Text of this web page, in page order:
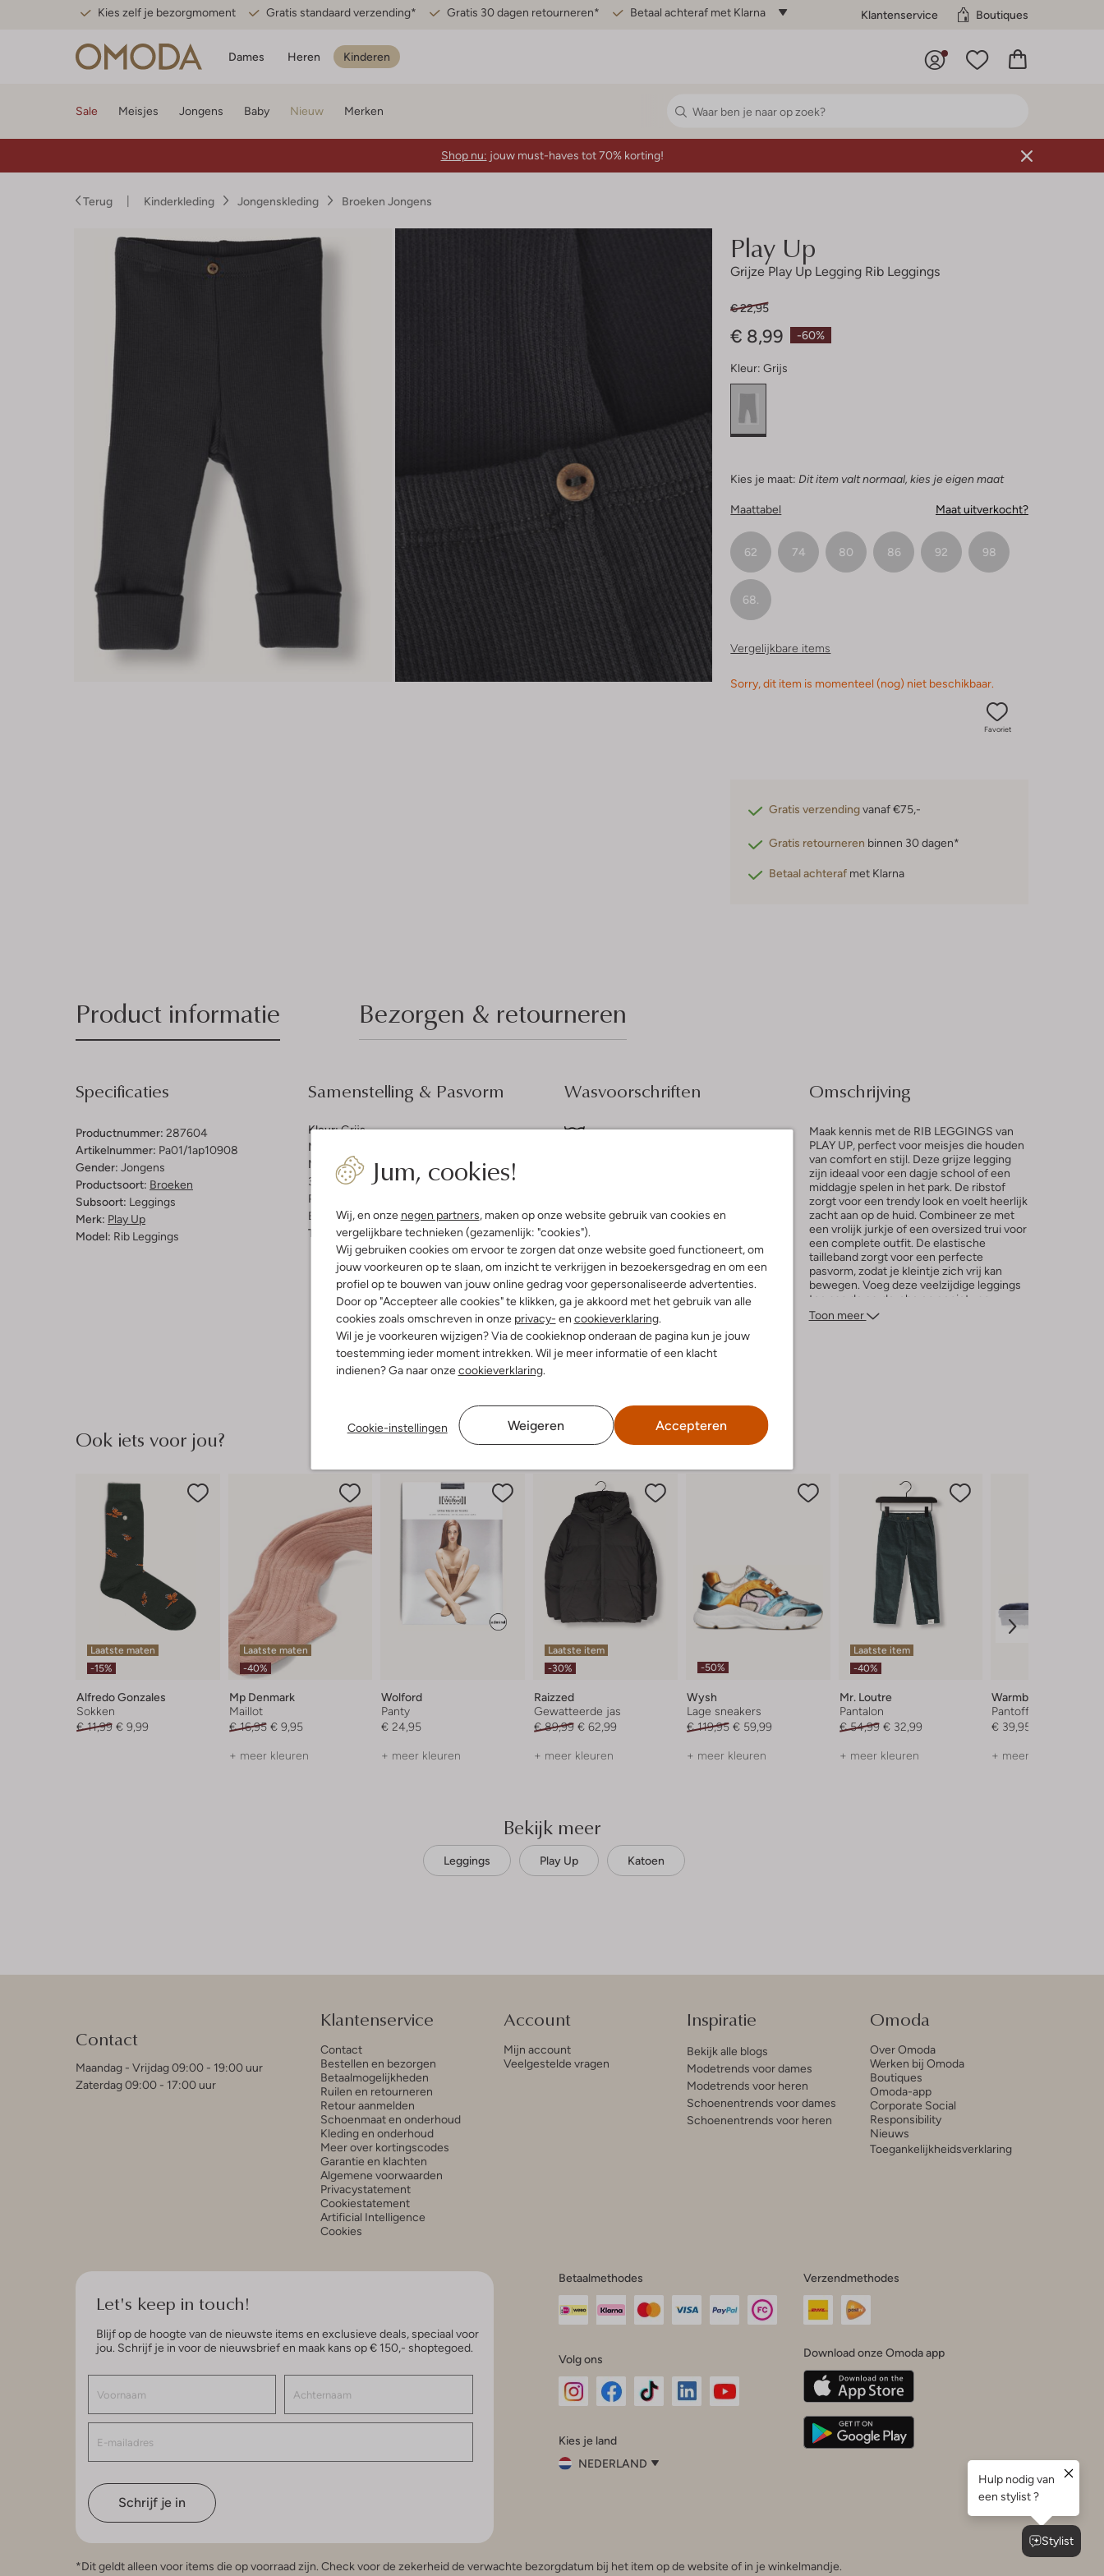
Kies zelf je bezorgmoment Gratis standaard verzending* Gratis 30 dagen retourneren* Betaal achteraf met Klarna Klantenservice Boutiques
Dames Heren Kinderen
Jum, cookies!
Wij, en onze negen partners, maken op onze website gebruik van cookies en
vergelijkbare technieken (gezamenlijk: "cookies").
Wij gebruiken cookies om ervoor te zorgen dat onze website goed functioneert, om
jouw voorkeuren op te slaan, om inzicht te verkrijgen in bezoekersgedrag en om een
profiel op te bouwen van jouw online gedrag voor gepersonaliseerde advertenties.
Door op "Accepteer alle cookies" te klikken, ga je akkoord met het gebruik van alle
cookies zoals omschreven in onze privacy- en cookieverklaring.
Wil je je voorkeuren wijzigen? Via de cookieknop onderaan de pagina kun je jouw
toestemming ieder moment intrekken. Wil je meer informatie of een klacht
indienen? Ga naar onzecookieverklaring.
Cookie-instellingen Weigeren Accepteren
Sale Meisjes Jongens Baby Nieuw Merken
Shop nu: jouw must-haves tot 70% korting!
Terug Kinderkleding Jongenskleding Broeken Jongens
Play Up
Grijze Play Up Legging Rib Leggings
-60%
€ 22,95
€ 8,99
Kleur: Grijs
Kies je maat: Dit item valt normaal, kies je eigen maat
Maattabel Maat uitverkocht?
62 74 80 86 92 98
68.
Vergelijkbare items
Sorry, dit item is momenteel (nog) niet beschikbaar.
Favoriet
Gratis verzendingvanaf €75,-
Gratis retourneren binnen 30 dagen*
Betaal achteraf met Klarna
Product informatie Bezorgen & retourneren
Specificaties
Productnummer: 287604
Artikelnummer: Pa01/1ap10908
Gender: Jongens
Productsoort: Broeken
Subsoort: Leggings
Merk: Play Up
Model: Rib Leggings
Samenstelling & Pasvorm
Kleur:Grijs
Materiaal:
Materiaalpercentages:
36% Gerecycled Katoen, 36% Gerecycled
Polyester, 13% Katoen, 13% Polyester, 2%
Elastaan
Taillehoogte: Normale Taille
Wasvoorschriften Omschrijving
Maak kennis met de RIB LEGGINGS van
PLAY UP, perfect voor meisjes die houden
van comfort en stijl. Deze grijze legging
zijn ideaal voor een dagje school of een
middagje spelen in het park. De ribstof
zorgt voor een trendy look en voelt heerlijk
zacht aan op de huid. Combineer ze met
een vrolijk jurkje of een oversized trui voor
een complete outfit. De elastische
tailleband zorgt voor een perfecte
pasvorm, zodat je kleintje zich vrij kan
bewegen. Voeg deze veelzijdige leggings
toe aan de garderobe en geniet van
eindeloze combinatiemogelijkheden.
Toon meer
Ook iets voor jou?
Laatste maten
-15%
Alfredo Gonzales
Sokken
€ 11,99 € 9,99
Laatste maten
-40%
Mp Denmark
Maillot
€ 16,95 € 9,95
+ meer kleuren
Wolford
Panty
€ 24,95
+ meer kleuren
Laatste item
-30%
Raizzed
Gewatteerde jas
€ 89,99 € 62,99
+ meer kleuren
-50%
Wysh
Lage sneakers
€ 119,95 € 59,99
+ meer kleuren
Laatste item
-40%
Mr. Loutre
Pantalon
€ 54,99 € 32,99
+ meer kleuren
Warmbat
Pantoffels
€ 39,95
+ meer kleuren
Bekijk meer
Leggings Play Up Katoen
Contact
Maandag - Vrijdag 09:00 - 19:00 uur
Zaterdag 09:00 - 17:00 uur
Klantenservice
Contact
Bestellen en bezorgen
Betaalmogelijkheden
Ruilen en retourneren
Retour aanmelden
Schoenmaat en onderhoud
Kleding en onderhoud
Meer over kortingscodes
Garantie en klachten
Algemene voorwaarden
Privacystatement
Cookiestatement
Artificial Intelligence
Cookies
Account
Mijn account
Veelgestelde vragen
Inspiratie
Bekijk alle blogs
Modetrends voor dames
Modetrends voor heren
Schoenentrends voor dames
Schoenentrends voor heren
Omoda
Over Omoda
Werken bij Omoda
Boutiques
Omoda-app
Corporate Social
Responsibility
Nieuws
Toegankelijkheidsverklaring
Let's keep in touch!
Blijf op de hoogte van de nieuwste items en exclusieve deals, speciaal voor
jou. Schrijf je in voor de nieuwsbrief en maak kans op € 150,- shoptegoed.
Schrijf je in
Betaalmethodes
Volg ons
InstagramFacebook
Kies je land
NEDERLAND
België (Nederlands)
Verzendmethodes
Download onze Omoda app
*Dit geldt alleen voor items die op voorraad zijn. Check voor de zekerheid de verwachte bezorgdatum bij het item op de website of in je winkelmandje.